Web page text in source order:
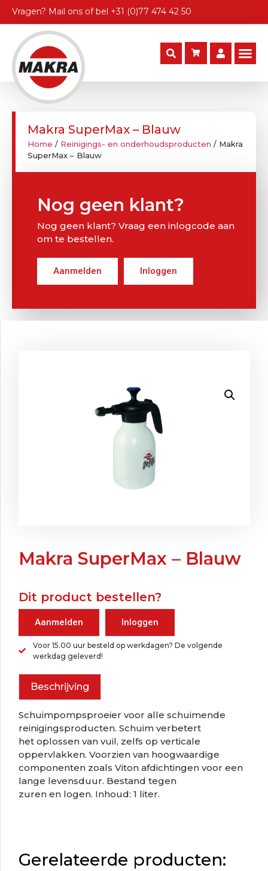
Vragen? Mail ons of bel +31 (0)77 474 42 50
Makra SuperMax – Blauw
Home / Reinigings- en onderhoudsproducten / Makra
SuperMax – Blauw
Nog geen klant?
Nog geen klant? Vraag een inlogcode aan
om te bestellen.
Aanmelden Inloggen
Makra SuperMax – Blauw
Dit product bestellen?
Aanmelden Inloggen
Voor 15.00 uur besteld op werkdagen? De volgende
werkdag geleverd!
Beschrijving
Schuimpompsproeier voor alle schuimende
reinigingsproducten. Schuim verbetert
het oplossen van vuil, zelfs op verticale
oppervlakken. Voorzien van hoogwaardige
componenten zoals Viton afdichtingen voor een
lange levensduur. Bestand tegen
zuren en logen. Inhoud: 1 liter.
Gerelateerde producten: